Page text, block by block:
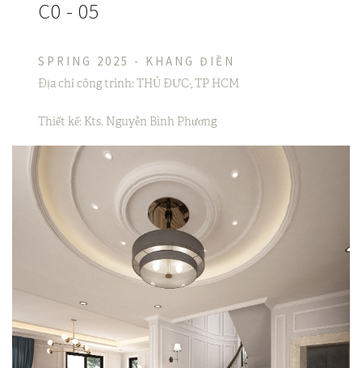
C0 - 05
SPRING 2025 - KHANG ĐIỀN
Địa chỉ công trình: THỦ ĐƯC·, TP HCM
Thiết kế: Kts. Nguyễn Bình Phương